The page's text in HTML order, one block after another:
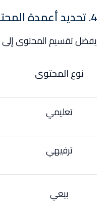
4. تحديد أعمدة المحتوى (Content Pillars)
يفضل تقسيم المحتوى إلى
نوع المحتوى
تعليمي
ترفيهي
بيعي